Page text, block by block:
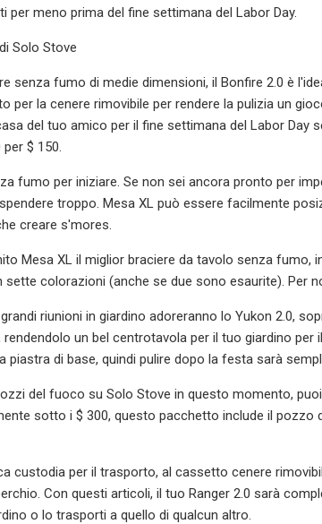
per meno prima del fine settimana del Labor Day.
Solo Stove
senza fumo di medie dimensioni, il Bonfire 2.0 è
per la cenere rimovibile per rendere la pulizia un
del tuo amico per il fine settimana del Labor Day
$ 150.
fumo per iniziare. Se non sei ancora pronto per
troppo. Mesa XL può essere facilmente
creare s'mores.
Mesa XL il miglior braciere da tavolo senza fumo,
colorazioni (anche se due sono esaurite). Per
riunioni in giardino adoreranno lo Yukon 2.0,
rendendolo un bel centrotavola per il tuo giardino
piastra di base, quindi pulire dopo la festa sarà
del fuoco su Solo Stove in questo momento,
sotto i $ 300, questo pacchetto include il
custodia per il trasporto, al cassetto cenere
Con questi articoli, il tuo Ranger 2.0 sarà
o lo trasporti a quello di qualcun altro.